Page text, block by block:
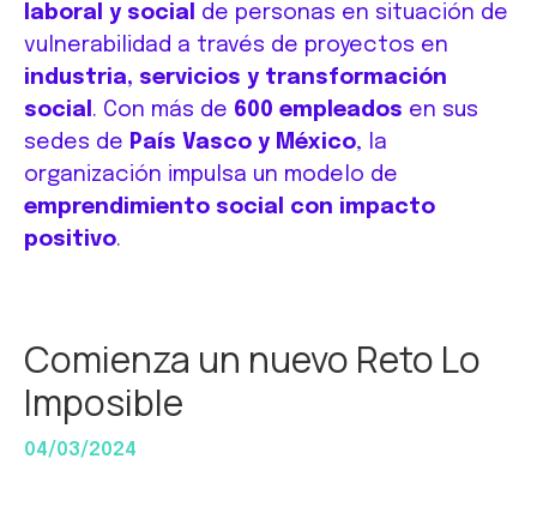
laboral y social
de personas en situación de
vulnerabilidad a través de proyectos en
industria, servicios y transformación
social . Con más de 600 empleados en sus
sedes de País Vasco y México, la
organización impulsa un modelo de
emprendimiento social con impacto
positivo.
Comienza un nuevo Reto Lo
Imposible
04/03/2024